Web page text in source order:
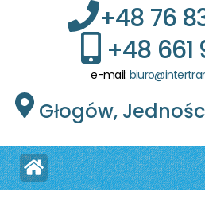
+48 76
+48 661
e-mail:
Głogów,